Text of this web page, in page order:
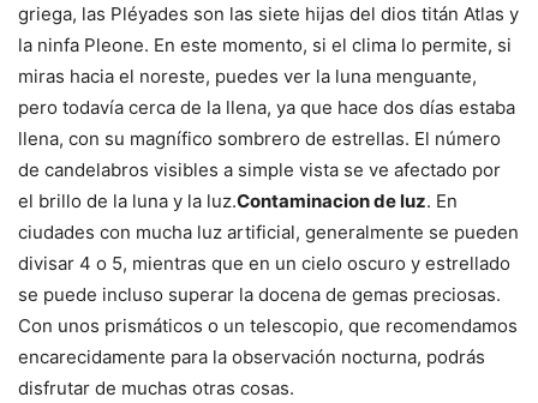
griega, las Pléyades son las siete hijas del dios titán Atlas y
la ninfa Pleone. En este momento, si el clima lo permite, si
miras hacia el noreste, puedes ver la luna menguante,
pero todavía cerca de la llena, ya que hace dos días estaba
llena, con su magnífico sombrero de estrellas. El número
de candelabros visibles a simple vista se ve afectado por
el brillo de la luna y la luz.Contaminacion de luz. En
ciudades con mucha luz artificial, generalmente se pueden
divisar 4 o 5, mientras que en un cielo oscuro y estrellado
se puede incluso superar la docena de gemas preciosas.
Con unos prismáticos o un telescopio, que recomendamos
encarecidamente para la observación nocturna, podrás
disfrutar de muchas otras cosas.